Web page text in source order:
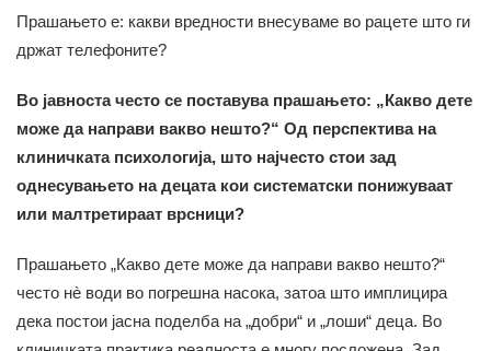
Прашањето е: какви вредности внесуваме во рацете што ги
држат телефоните?
Во јавноста често се поставува прашањето: „Какво дете
може да направи вакво нешто?“ Од перспектива на
клиничката психологија, што најчесто стои зад
однесувањето на децата кои систематски понижуваат
или малтретираат врсници?
Прашањето „Какво дете може да направи вакво нешто?“
често нè води во погрешна насока, затоа што имплицира
дека постои јасна поделба на „добри“ и „лоши“ деца. Во